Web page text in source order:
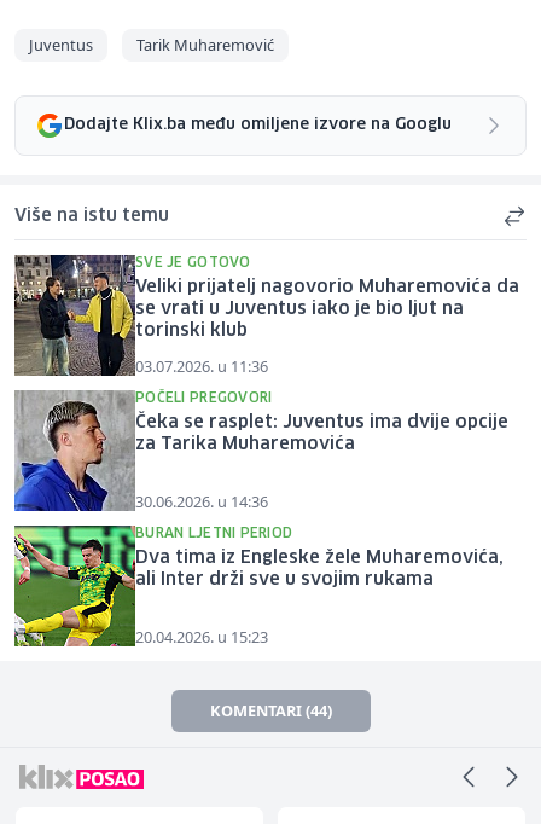
Juventus Tarik Muharemović
Dodajte Klix.ba među omiljene izvore na Googlu
Više na istu temu
SVE JE GOTOVO
Veliki prijatelj nagovorio Muharemovića da
se vrati u Juventus iako je bio ljut na
torinski klub
03.07.2026. u 11:36
POČELI PREGOVORI
Čeka se rasplet: Juventus ima dvije opcije
za Tarika Muharemovića
30.06.2026. u 14:36
BURAN LJETNI PERIOD
Dva tima iz Engleske žele Muharemovića,
ali Inter drži sve u svojim rukama
20.04.2026. u 15:23
KOMENTARI (44)